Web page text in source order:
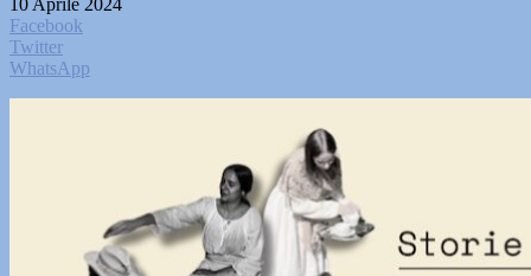
10 Aprile 2024
Facebook
Twitter
WhatsApp